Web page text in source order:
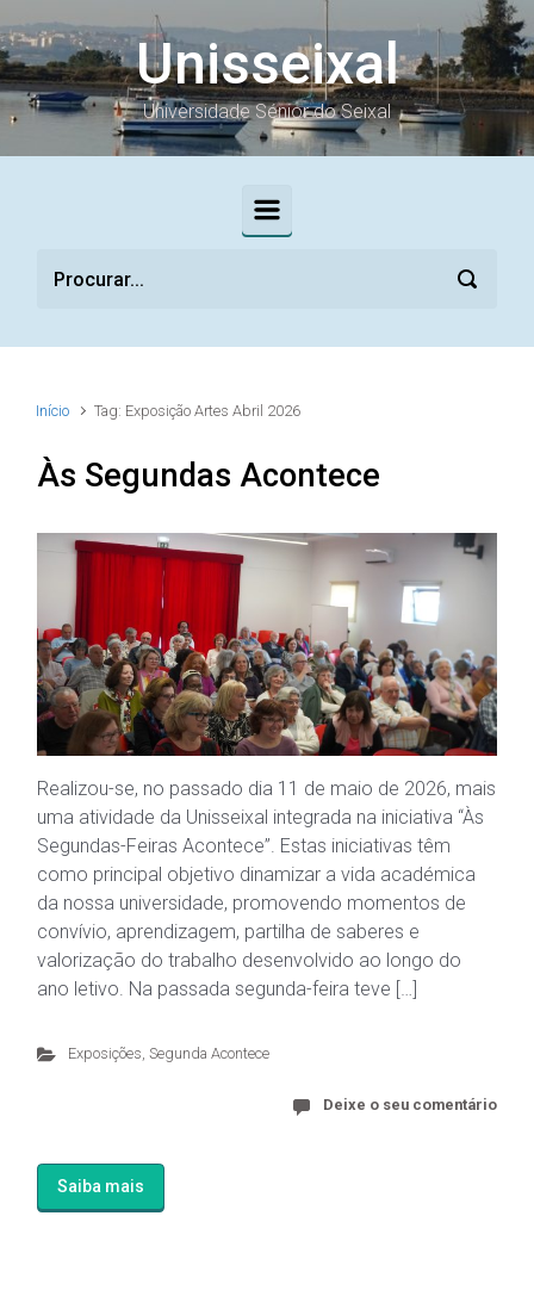
Skip to main content
Unisseixal
Universidade Sénior do Seixal
Início Tag: Exposição Artes Abril 2026
Às Segundas Acontece
Realizou-se, no passado dia 11 de maio de 2026, mais
uma atividade da Unisseixal integrada na iniciativa “Às
Segundas-Feiras Acontece”. Estas iniciativas têm
como principal objetivo dinamizar a vida académica
da nossa universidade, promovendo momentos de
convívio, aprendizagem, partilha de saberes e
valorização do trabalho desenvolvido ao longo do
ano letivo. Na passada segunda-feira teve […]
Exposições, Segunda Acontece
Deixe o seu comentário
Saiba mais